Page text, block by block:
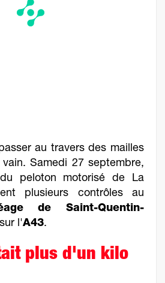
au travers des mailles
Samedi 27 septembre,
peloton motorisé de La
plusieurs contrôles au
de Saint-Quentin-
l'A43.
plus d'un kilo